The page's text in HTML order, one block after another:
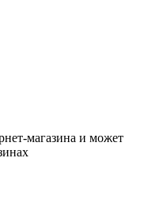
магазина и может